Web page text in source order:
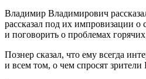
Владимир Владимирович
рассказал под их импровизации о
и поговорить о проблемах
Познер сказал, что ему всегда
и всем том, о чем спросят